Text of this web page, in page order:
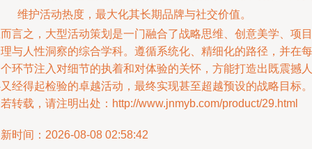
维护活动热度，最大化其长期品牌与社交价值。
言之，大型活动策划是一门融合了战略思维、创意美学、项目
与人性洞察的综合学科。遵循系统化、精细化的路径，并在每
环节注入对细节的执着和对体验的关怀，方能打造出既震撼人
经得起检验的卓越活动，最终实现甚至超越预设的战略目标。
转载，请注明出处：http://www.jnmyb.com/product/29.html
时间：2026-08-08 02:58:42